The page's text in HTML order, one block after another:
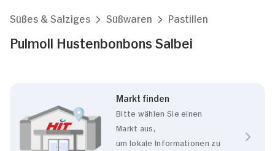
Süßes & Salziges Süßwaren Pastillen
Pulmoll Hustenbonbons Salbei
Markt finden
Bitte wählen Sie einen
Markt aus,
um lokale Informationen zu